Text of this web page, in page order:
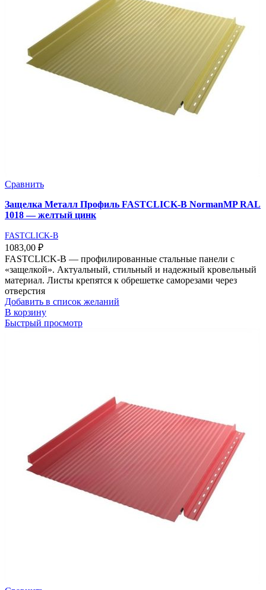
Сравнить
Защелка Металл Профиль FASTCLICK-В NormanMP RAL
1018 — желтый цинк
FASTCLICK-B
1083,00 ₽
FASTCLICK-В — профилированные стальные панели с
«защелкой». Актуальный, стильный и надежный кровельный
материал. Листы крепятся к обрешетке саморезами через
отверстия
Добавить в список желаний
В корзину
Быстрый просмотр